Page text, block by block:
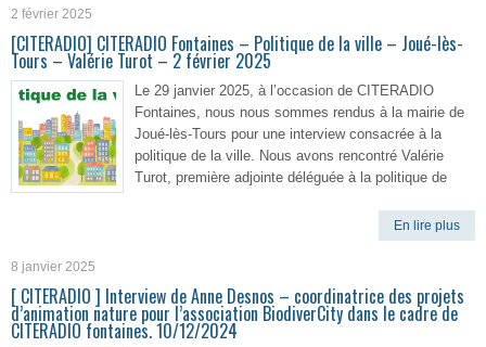
2 février 2025
[CITERADIO] CITERADIO Fontaines – Politique de la ville – Joué-lès-
Tours – Valérie Turot – 2 février 2025
Le 29 janvier 2025, à l’occasion de CITERADIO
Fontaines, nous nous sommes rendus à la mairie de
Joué-lès-Tours pour une interview consacrée à la
politique de la ville. Nous avons rencontré Valérie
Turot, première adjointe déléguée à la politique de
En lire plus
8 janvier 2025
[ CITERADIO ] Interview de Anne Desnos – coordinatrice des projets
d’animation nature pour l’association BiodiverCity dans le cadre de
CITERADIO fontaines. 10/12/2024